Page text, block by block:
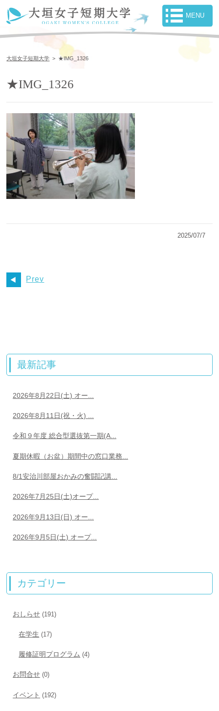
大垣女子短期大学 > ★IMG_1326
★IMG_1326
2025/07/7
Prev
最新記事
2026年8月22日(土) オー...
2026年8月11日(祝・火) ...
令和９年度 総合型選抜第一期(A...
夏期休暇（お盆）期間中の窓口業務...
8/1安治川部屋おかみの奮闘記講...
2026年7月25日(土)オープ...
2026年9月13日(日) オー...
2026年9月5日(土) オープ...
カテゴリー
おしらせ (191)
在学生 (17)
履修証明プログラム (4)
お問合せ (0)
イベント (192)